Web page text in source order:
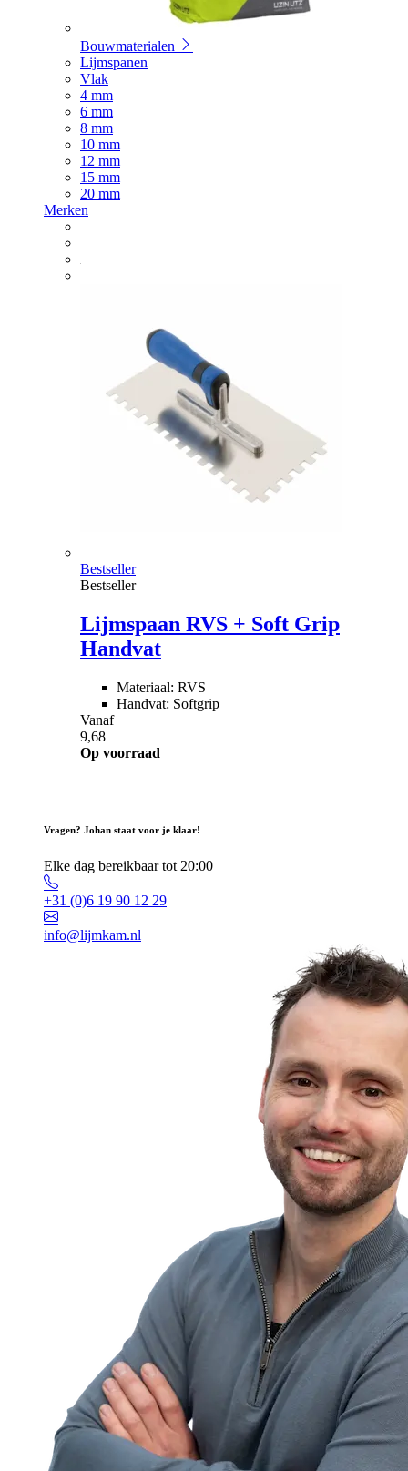
Bouwmaterialen
Lijmspanen
Vlak
4 mm
6 mm
8 mm
10 mm
12 mm
15 mm
20 mm
Merken
Bestseller
Bestseller
Lijmspaan RVS + Soft Grip
Handvat
Materiaal: RVS
Handvat: Softgrip
Vanaf
9,68
Op voorraad
Vragen? Johan staat voor je klaar!
Elke dag bereikbaar tot 20:00
+31 (0)6 19 90 12 29
info@lijmkam.nl